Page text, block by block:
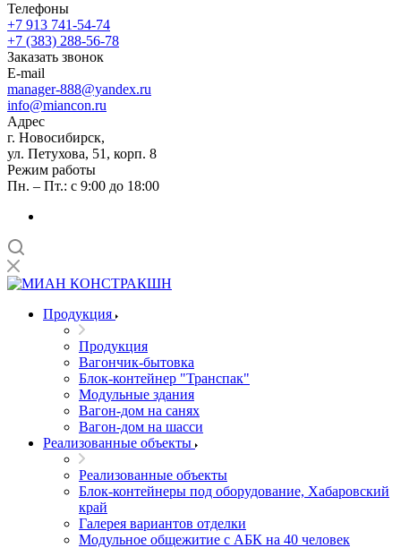
Телефоны
+7 913 741-54-74
+7 (383) 288-56-78
Заказать звонок
E-mail
manager-888@yandex.ru
info@miancon.ru
Адрес
г. Новосибирск,
ул. Петухова, 51, корп. 8
Режим работы
Пн. – Пт.: с 9:00 до 18:00
Продукция
Продукция
Вагончик-бытовка
Блок-контейнер "Транспак"
Модульные здания
Вагон-дом на санях
Вагон-дом на шасси
Реализованные объекты
Реализованные объекты
Блок-контейнеры под оборудование, Хабаровский
край
Галерея вариантов отделки
Модульное общежитие с АБК на 40 человек